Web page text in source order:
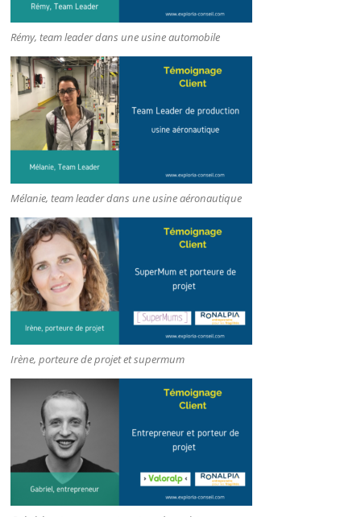
Rémy, team leader dans une usine automobile
Mélanie, team leader dans une usine aéronautique
Irène, porteure de projet et supermum